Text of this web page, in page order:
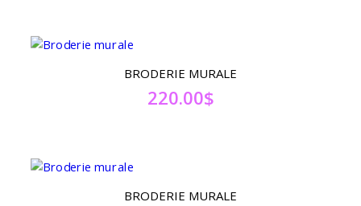
BRODERIE MURALE
220.00$
BRODERIE MURALE